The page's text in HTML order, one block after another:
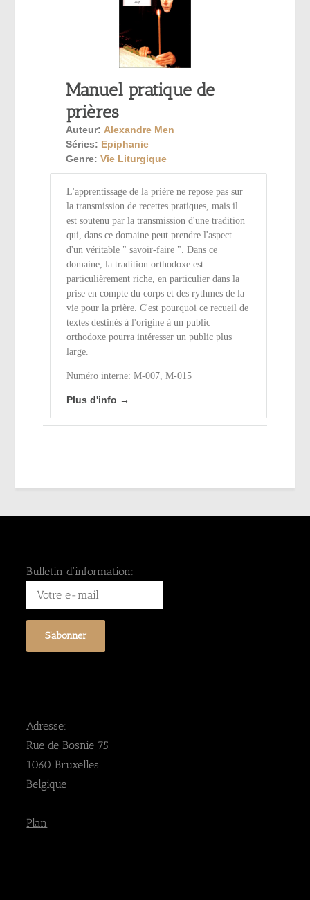
Manuel pratique de
prières
Auteur: Alexandre Men
Séries: Epiphanie
Genre: Vie Liturgique
L'apprentissage de la prière ne repose pas sur
la transmission de recettes pratiques, mais il
est soutenu par la transmission d'une tradition
qui, dans ce domaine peut prendre l'aspect
d'un véritable " savoir-faire ". Dans ce
domaine, la tradition orthodoxe est
particulièrement riche, en particulier dans la
prise en compte du corps et des rythmes de la
vie pour la prière. C'est pourquoi ce recueil de
textes destinés à l'origine à un public
orthodoxe pourra intéresser un public plus
large.
Numéro interne: M-007, M-015
Plus d'info →
Bulletin d'information:
Adresse:
Rue de Bosnie 75
1060 Bruxelles
Belgique
Plan